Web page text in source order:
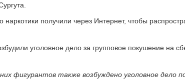
получили через Интернет, чтобы
уголовное дело за групповое покушение на
фигурантов также возбуждено уголовное дело